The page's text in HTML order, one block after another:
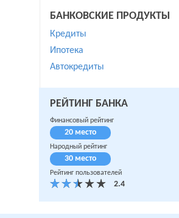
БАНКОВСКИЕ ПРОДУКТЫ
Кредиты
Ипотека
Автокредиты
РЕЙТИНГ БАНКА
Финансовый рейтинг
20 место
Народный рейтинг
30 место
Рейтинг пользователей